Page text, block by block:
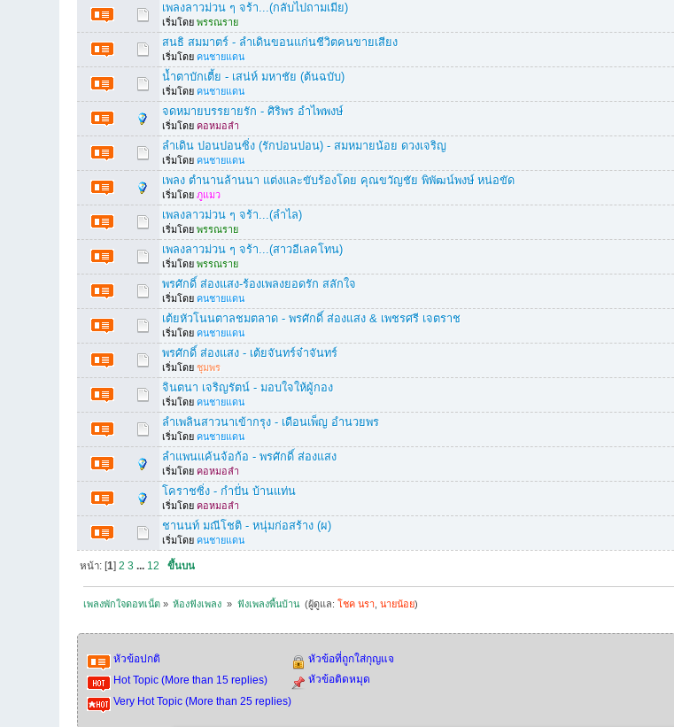
เพลงลาวม่วน ๆ จร้า...(กลับไปถามเมีย)
เริ่มโดยพรรณราย
สนธิ สมมาตร์ - ลำเดินขอนแก่นชีวิตคนขายเสียง
เริ่มโดยคนชายแดน
น้ำตาบักเตี้ย - เสน่ห์ มหาชัย (ต้นฉบับ)
เริ่มโดยคนชายแดน
จดหมายบรรยายรัก - ศิริพร อำไพพงษ์
เริ่มโดยคอหมอลำ
ลำเดิน ปอนปอนซิ่ง (รักปอนปอน) - สมหมายน้อย ดวงเจริญ
เริ่มโดยคนชายแดน
เพลง ตำนานล้านนา แต่งและขับร้องโดย คุณขวัญชัย พิพัฒน์พงษ์ หน่อขัด
เริ่มโดยภูแมว
เพลงลาวม่วน ๆ จร้า...(ลำไล)
เริ่มโดยพรรณราย
เพลงลาวม่วน ๆ จร้า...(สาวอีเลคโทน)
เริ่มโดยพรรณราย
พรศักดิ์ ส่องแสง-ร้องเพลงยอดรัก สลักใจ
เริ่มโดยคนชายแดน
เต้ยหัวโนนตาลชมตลาด - พรศักดิ์ ส่องแสง & เพชรศรี เจตราช
เริ่มโดยคนชายแดน
พรศักดิ์ ส่องแสง - เต้ยจันทร์จ๋าจันทร์
เริ่มโดยชุมพร
จินตนา เจริญรัตน์ - มอบใจให้ผู้กอง
เริ่มโดยคนชายแดน
ลำเพลินสาวนาเข้ากรุง - เดือนเพ็ญ อำนวยพร
เริ่มโดยคนชายแดน
ลำแพนแค้นจ้อก้อ - พรศักดิ์ ส่องแสง
เริ่มโดยคอหมอลำ
โคราชซิ่ง - กําปั่น บ้านแท่น
เริ่มโดยคอหมอลำ
ชานนท์ มณีโชติ - หนุ่มก่อสร้าง (ผ)
เริ่มโดยคนชายแดน
หน้า: [ 1 2 3 ... 12 ขึ้นบน
เพลงพักใจดอทเน็ต» ห้องฟังเพลง » ฟังเพลงพื้นบ้าน (ผู้ดูแล: โชค นรา นายน้อย)
หัวข้อปกติ
Hot Topic (More than 15 replies)
Very Hot Topic (More than 25 replies)
หัวข้อที่ถูกใส่กุญแจ
หัวข้อติดหมุด